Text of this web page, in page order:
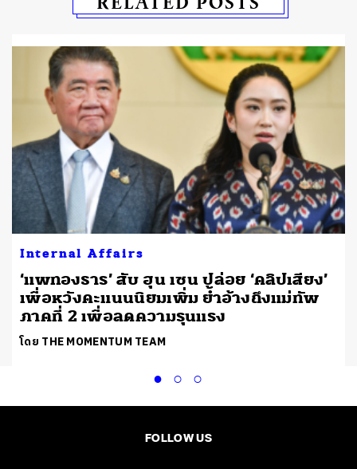
Internal Affairs
‘แพทองธาร’ สับ ฮุน เซน ปล่อย ‘คลิปเสียง’
เพื่อหวังคะแนนนิยมเพิ่ม ย้ำอ้างถึงแม่ทัพ
ภาคที่ 2 เพื่อลดความรุนแรง
โดย THE MOMENTUM TEAM
FOLLOW US